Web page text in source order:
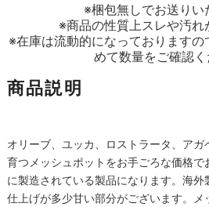
※梱包無しでお送りい
※商品の性質上スレや汚れ
※在庫は流動的になっております
めて数量をご確認く
商品説明
オリーブ、ユッカ、ロストラータ、アガ
育つメッシュポットをお手ごろな価格で
に製造されている製品になります。海
仕上げが多少甘い部分がございます。